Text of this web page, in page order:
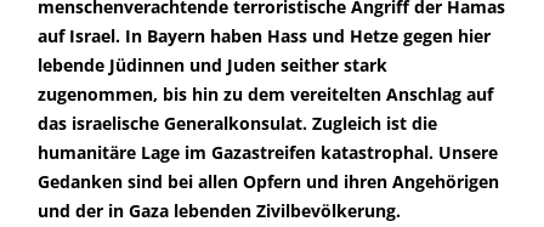
menschenverachtende terroristische Angriff der Hamas
auf Israel. In Bayern haben Hass und Hetze gegen hier
lebende Jüdinnen und Juden seither stark
zugenommen, bis hin zu dem vereitelten Anschlag auf
das israelische Generalkonsulat. Zugleich ist die
humanitäre Lage im Gazastreifen katastrophal. Unsere
Gedanken sind bei allen Opfern und ihren Angehörigen
und der in Gaza lebenden Zivilbevölkerung.